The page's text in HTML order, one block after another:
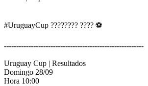
#UruguayCup ???????? ???? ⚽️
---------------------------------------------------------
Uruguay Cup | Resultados
Domingo 28/09
Hora 10:00